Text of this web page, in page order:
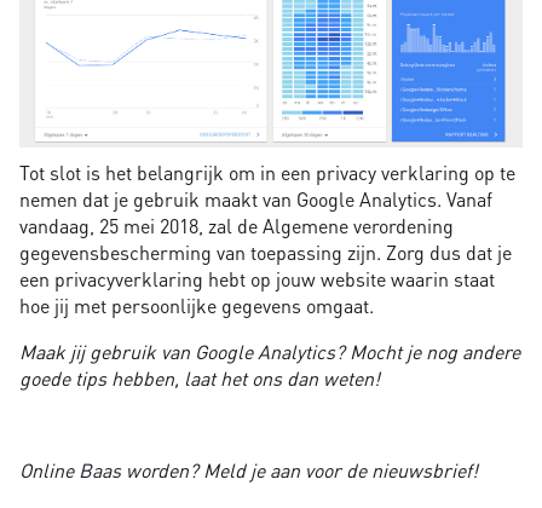
Tot slot is het belangrijk om in een privacy verklaring op te
nemen dat je gebruik maakt van Google Analytics. Vanaf
vandaag, 25 mei 2018, zal de Algemene verordening
gegevensbescherming van toepassing zijn. Zorg dus dat je
een privacyverklaring hebt op jouw website waarin staat
hoe jij met persoonlijke gegevens omgaat.
Maak jij gebruik van Google Analytics? Mocht je nog andere
goede tips hebben, laat het ons dan weten!
Online Baas worden? Meld je aan voor de nieuwsbrief!